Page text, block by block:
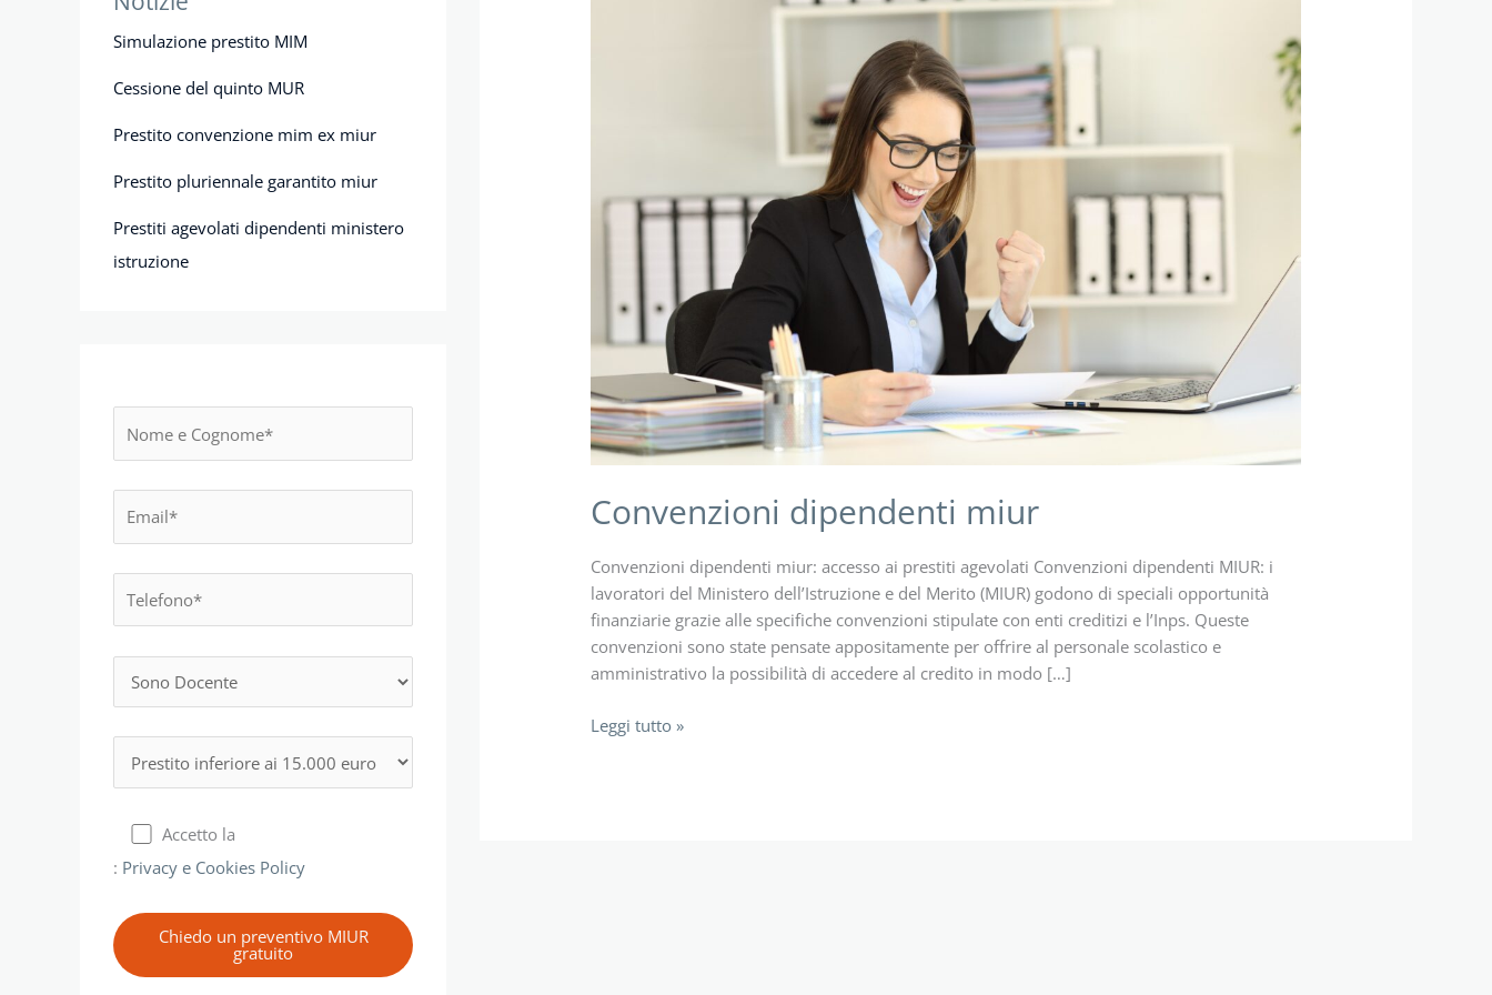
Simulazione prestito MIM
Cessione del quinto MUR
Prestito convenzione mim ex miur
Prestito pluriennale garantito miur
Prestiti agevolati dipendenti ministero
istruzione
Accetto la
: Privacy e Cookies Policy
Chiedo un preventivo MIUR
gratuito
Convenzioni dipendenti miur
Convenzioni dipendenti miur: accesso ai prestiti agevolati Convenzioni dipendenti MIUR: i
lavoratori del Ministero dell’Istruzione e del Merito (MIUR) godono di speciali opportunità
finanziarie grazie alle specifiche convenzioni stipulate con enti creditizi e l’Inps. Queste
convenzioni sono state pensate appositamente per offrire al personale scolastico e
amministrativo la possibilità di accedere al credito in modo […]
Convenzioni
Leggi tutto »